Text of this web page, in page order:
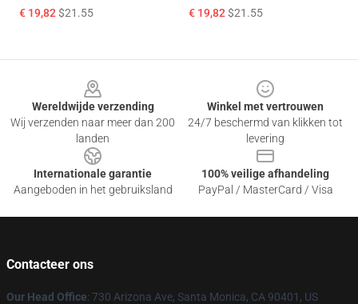
€ 19,82$21.55 € 19,82$21.55
Wereldwijde verzending
Wij verzenden naar meer dan 200
landen
Winkel met vertrouwen
24/7 beschermd van klikken tot
levering
Internationale garantie
Aangeboden in het gebruiksland
100% veilige afhandeling
PayPal / MasterCard / Visa
Contacteer ons
Our Head Office: 730 Arizona Ave, Santa Monica, CA 90401, US